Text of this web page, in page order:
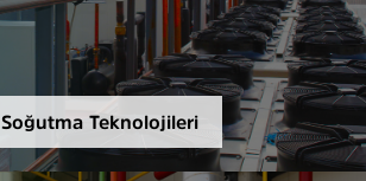
Soğutma Teknolojileri